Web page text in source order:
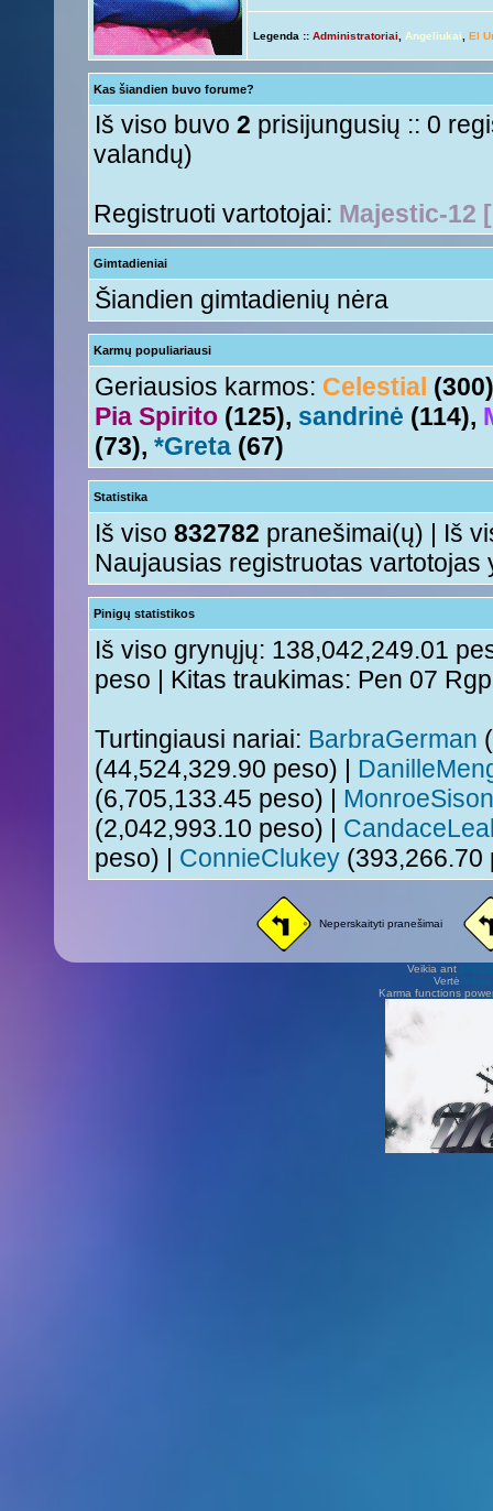
Nesquik« Ant 01 Rgs, 2015 6:12 pm »ačiū ačiū ir jus
Anny!« Ant 01 Rgs, 2015 11:50 am »Ir tave
Tori« Ant 01 Rgs, 2015 11:17 am »Su naujais mokslo metais
aha
Legenda :: Administratoriai Angeliukai El
Kas šiandien buvo forume?
Iš viso buvo 2 prisijungusių :: 0
valandų)
Registruoti vartotojai: Majestic-12
Gimtadieniai
Šiandien gimtadienių nėra
Karmų populiariausi
Geriausios karmos: Celestial
Pia Spirito (125), sandrinė (114),
(73), *Greta (67)
Statistika
Iš viso 832782 pranešimai(ų) | Iš
Naujausias registruotas vartotojas
Pinigų statistikos
Iš viso grynųjų: 138,042,249.01
peso | Kitas traukimas: Pen 07
Turtingiausi nariai: BarbraGerman
(44,524,329.90 peso) |
(6,705,133.45 peso) | MonroeSison
(2,042,993.10 peso) |
peso) | ConnieClukey
Neperskaityti pranešimai
Veikia ant
Vertė Vilius
Karma functions